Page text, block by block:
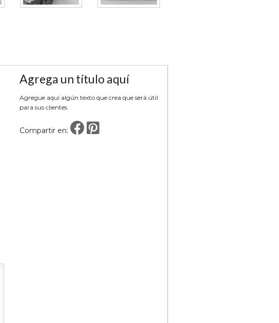
Agrega un título aquí
Agregue aquí algún texto que crea que será útil
para sus clientes
Compartir en: